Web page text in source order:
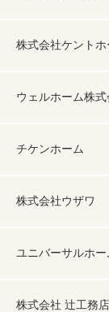
株式会社ケント
ウェルホーム株式
チケンホーム
株式会社ウザワ
ユニバーサルホ
株式会社 辻工務店